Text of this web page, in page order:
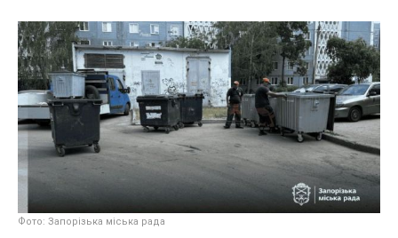
Фото: Запорізька міська рада